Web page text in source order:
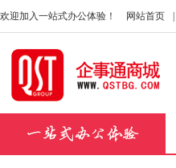
欢迎加入一站式办公体验！ 网站首页